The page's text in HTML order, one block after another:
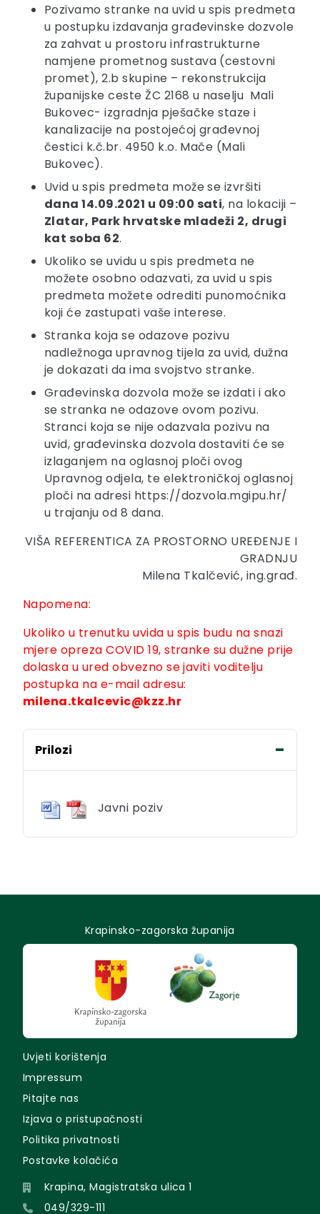
Pozivamo stranke na uvid u spis predmeta
u postupku izdavanja građevinske dozvole
za zahvat u prostoru infrastrukturne
namjene prometnog sustava (cestovni
promet), 2.b skupine – rekonstrukcija
županijske ceste ŽC 2168 u naselju Mali
Bukovec- izgradnja pješačke staze i
kanalizacije na postojećoj građevnoj
čestici k.č.br. 4950 k.o. Mače (Mali
Bukovec).
Uvid u spis predmeta može se izvršiti
dana 14.09.2021 u 09:00 sati, na lokaciji –
Zlatar, Park hrvatske mladeži 2, drugi
kat soba 62.
Ukoliko se uvidu u spis predmeta ne
možete osobno odazvati, za uvid u spis
predmeta možete odrediti punomoćnika
koji će zastupati vaše interese.
Stranka koja se odazove pozivu
nadležnoga upravnog tijela za uvid, dužna
je dokazati da ima svojstvo stranke.
Građevinska dozvola može se izdati i ako
se stranka ne odazove ovom pozivu.
Stranci koja se nije odazvala pozivu na
uvid, građevinska dozvola dostaviti će se
izlaganjem na oglasnoj ploči ovog
Upravnog odjela, te elektroničkoj oglasnoj
ploči na adresi https://dozvola.mgipu.hr/
u trajanju od 8 dana.
VIŠA REFERENTICA ZA PROSTORNO UREĐENJE I
GRADNJU
Milena Tkalčević, ing.građ.
Napomena:
Ukoliko u trenutku uvida u spis budu na snazi
mjere opreza COVID 19, stranke su dužne prije
dolaska u ured obvezno se javiti voditelju
postupka na e-mail adresu:
milena.tkalcevic@kzz.hr
Prilozi
Javni poziv
Krapinsko-zagorska županija
Uvjeti korištenja
Impressum
Pitajte nas
Izjava o pristupačnosti
Politika privatnosti
Postavke kolačića
Krapina, Magistratska ulica 1
049/329-111